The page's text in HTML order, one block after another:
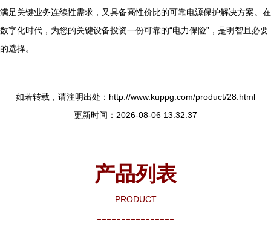
满足关键业务连续性需求，又具备高性价比的可靠电源保护解决方案。在
数字化时代，为您的关键设备投资一份可靠的“电力保险”，是明智且必要
的选择。
如若转载，请注明出处：http://www.kuppg.com/product/28.html
更新时间：2026-08-06 13:32:37
产品列表
PRODUCT
----------------